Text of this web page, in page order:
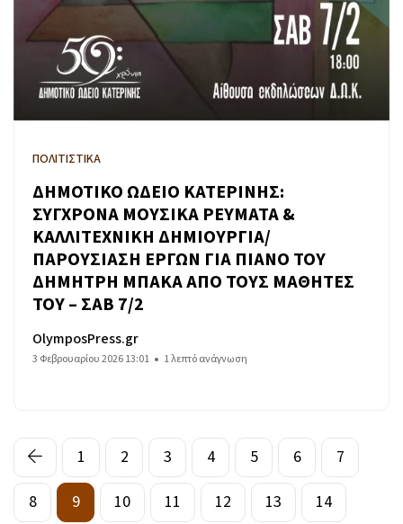
ΠΟΛΙΤΙΣΤΙΚΑ
ΔΗΜΟΤΙΚΟ ΩΔΕΙΟ ΚΑΤΕΡΙΝΗΣ:
ΣΥΓΧΡΟΝΑ ΜΟΥΣΙΚΑ ΡΕΥΜΑΤΑ &
ΚΑΛΛΙΤΕΧΝΙΚΗ ΔΗΜΙΟΥΡΓΙΑ/
ΠΑΡΟΥΣΙΑΣΗ ΕΡΓΩΝ ΓΙΑ ΠΙΑΝΟ ΤΟΥ
ΔΗΜΗΤΡΗ ΜΠΑΚΑ ΑΠΟ ΤΟΥΣ ΜΑΘΗΤΕΣ
ΤΟΥ – ΣΑΒ 7/2
OlymposPress.gr
3 Φεβρουαρίου 2026 13:01 1 λεπτό ανάγνωση
1 2 3 4 5 6
7
8
9 10 11 12 13
14